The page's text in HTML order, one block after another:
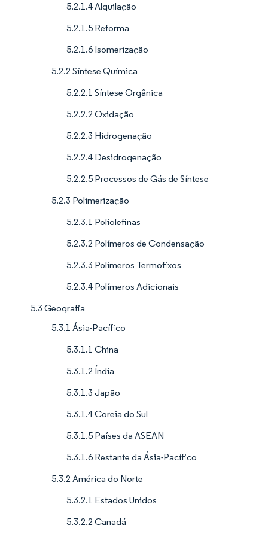
5.2.1.4 Alquilação
5.2.1.5 Reforma
5.2.1.6 Isomerização
5.2.2 Síntese Química
5.2.2.1 Síntese Orgânica
5.2.2.2 Oxidação
5.2.2.3 Hidrogenação
5.2.2.4 Desidrogenação
5.2.2.5 Processos de Gás de Síntese
5.2.3 Polimerização
5.2.3.1 Poliolefinas
5.2.3.2 Polímeros de Condensação
5.2.3.3 Polímeros Termofixos
5.2.3.4 Polímeros Adicionais
5.3 Geografia
5.3.1 Ásia-Pacífico
5.3.1.1 China
5.3.1.2 Índia
5.3.1.3 Japão
5.3.1.4 Coreia do Sul
5.3.1.5 Países da ASEAN
5.3.1.6 Restante da Ásia-Pacífico
5.3.2 América do Norte
5.3.2.1 Estados Unidos
5.3.2.2 Canadá